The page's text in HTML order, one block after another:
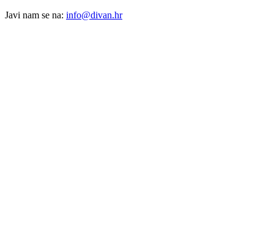
Javi nam se na: info@divan.hr